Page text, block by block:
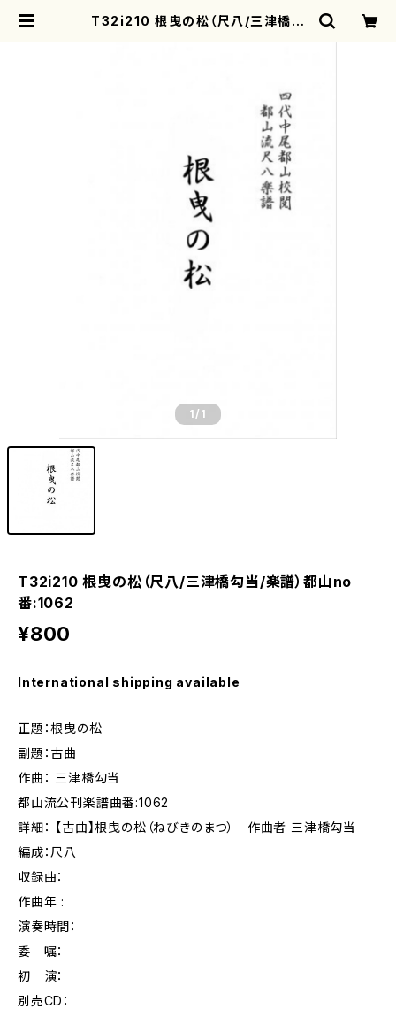
T32i210 根曳の松（尺八/三津橋勾
1 /1
T32i210 根曳の松（尺八/三津橋勾当/楽譜）都山no
番:1062
¥800
International shipping available
正題：根曳の松
副題：古曲
作曲： 三津橋勾当
都山流公刊楽譜曲番:1062
詳細： 【古曲】根曳の松（ねびきのまつ） 作曲者 三津橋勾当
編成：尺八
収録曲：
作曲年 :
演奏時間：
委 嘱：
初 演：
別売CD：